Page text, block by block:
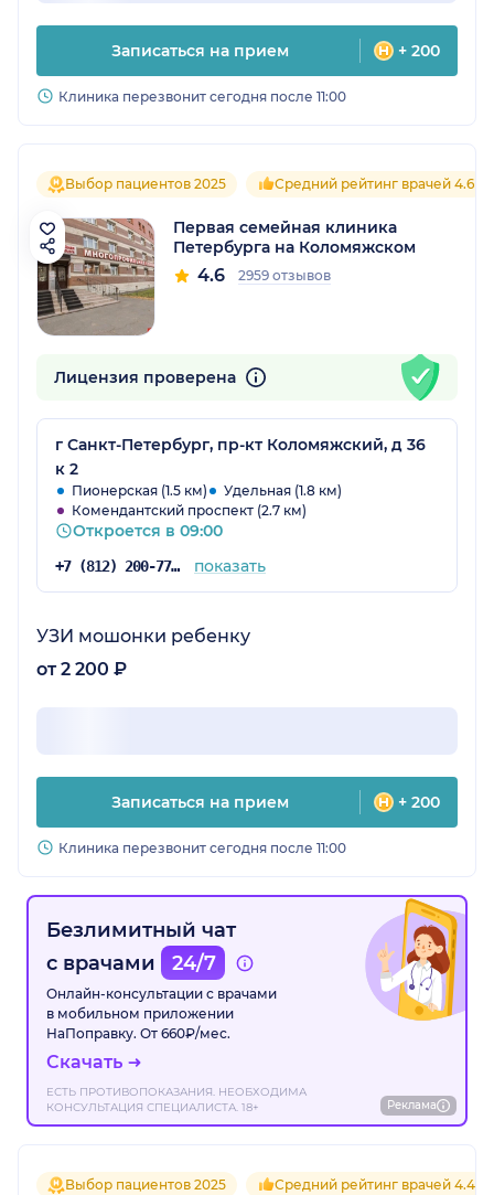
Записаться на прием + 200
Клиника перезвонит сегодня после 11:00
Выбор пациентов 2025 Средний рейтинг врачей 4.6
Первая семейная клиника
Петербурга на Коломяжском
4.6 2959 отзывов
Лицензия проверена
г Санкт-Петербург, пр-кт Коломяжский, д 36
к 2
Пионерская (1.5 км)
Удельная (1.8 км)
Комендантский проспект (2.7 км)
Откроется в 09:00
+7 (812) 200-77-54 показать
УЗИ мошонки ребенку
от 2 200 ₽
Записаться на прием + 200
Клиника перезвонит сегодня после 11:00
Безлимитный чат
с врачами
24/7
Онлайн-консультации с врачами
в мобильном приложении
НаПоправку. От 660₽/мес.
Скачать
ЕСТЬ ПРОТИВОПОКАЗАНИЯ. НЕОБХОДИМА
КОНСУЛЬТАЦИЯ СПЕЦИАЛИСТА. 18+
Реклама
Выбор пациентов 2025 Средний рейтинг врачей 4.4